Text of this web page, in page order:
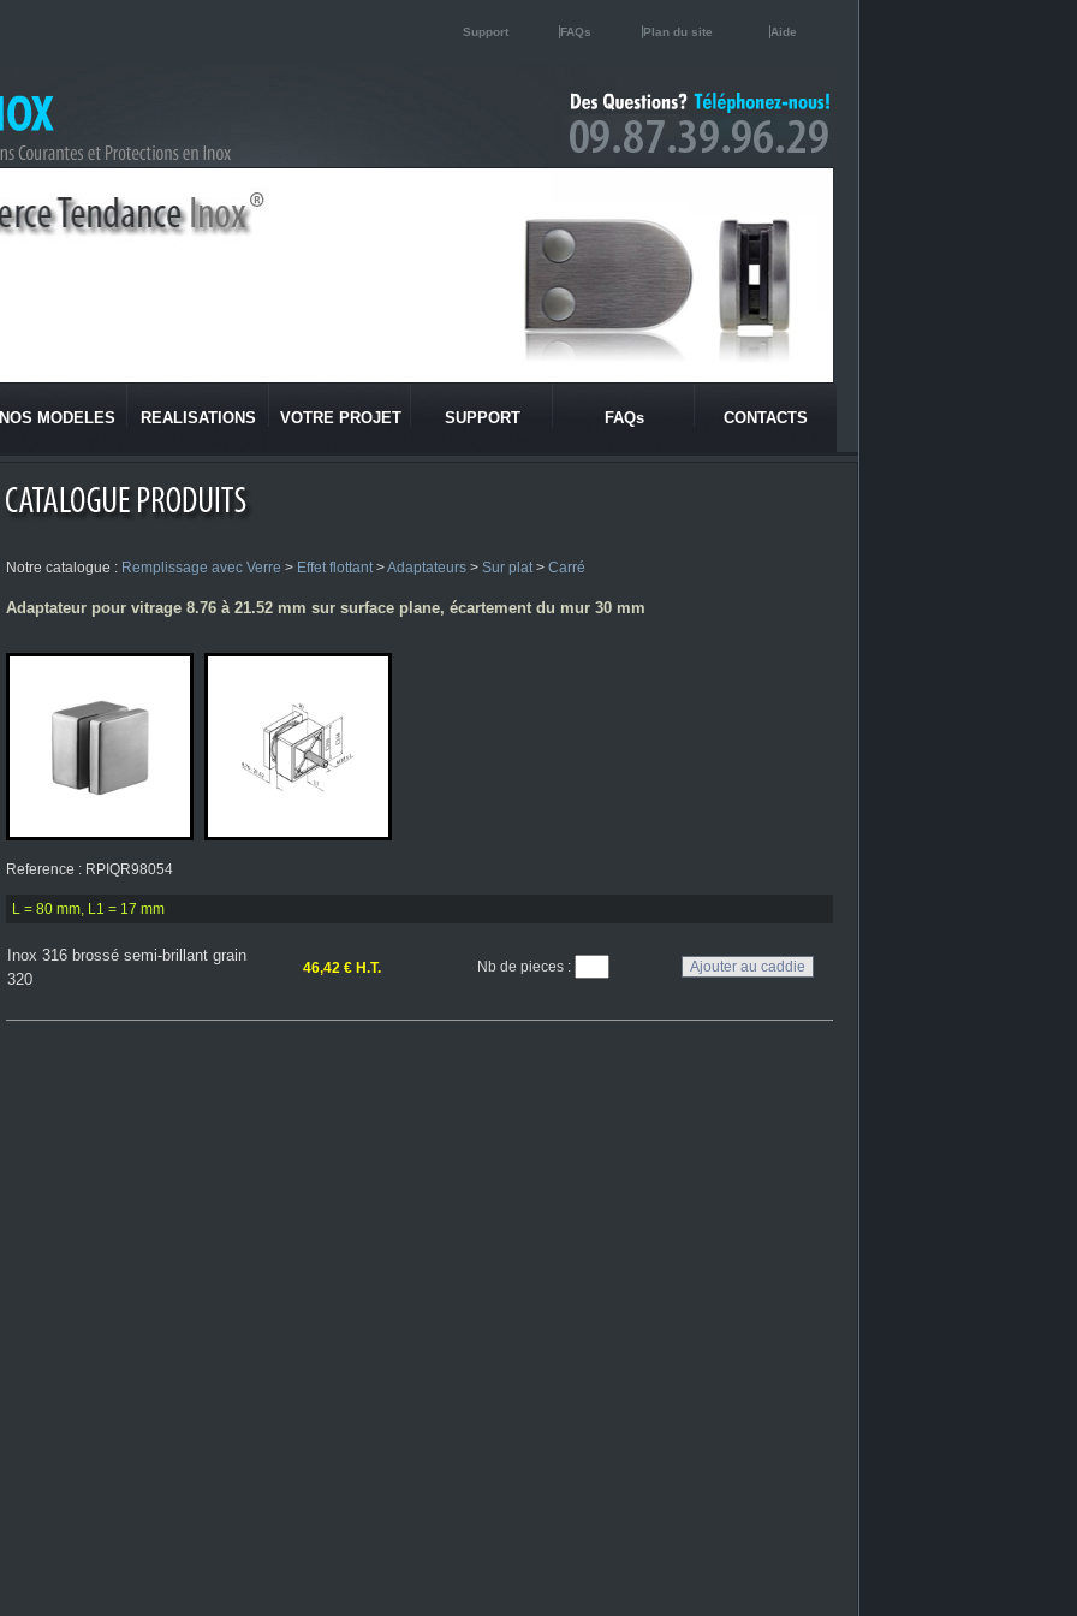
Support FAQs Plan du site Aide
NOS MODELES REALISATIONS VOTRE PROJET SUPPORT FAQs CONTACTS
Notre catalogue : Remplissage avec Verre > Effet flottant>Adaptateurs > Sur plat> Carré
Adaptateur pour vitrage 8.76 à 21.52 mm sur surface plane, écartement du mur 30 mm
Reference : RPIQR98054
L = 80 mm, L1 = 17 mm
Inox 316 brossé semi-brillant grain
320
46,42 € H.T. Nb de pieces: